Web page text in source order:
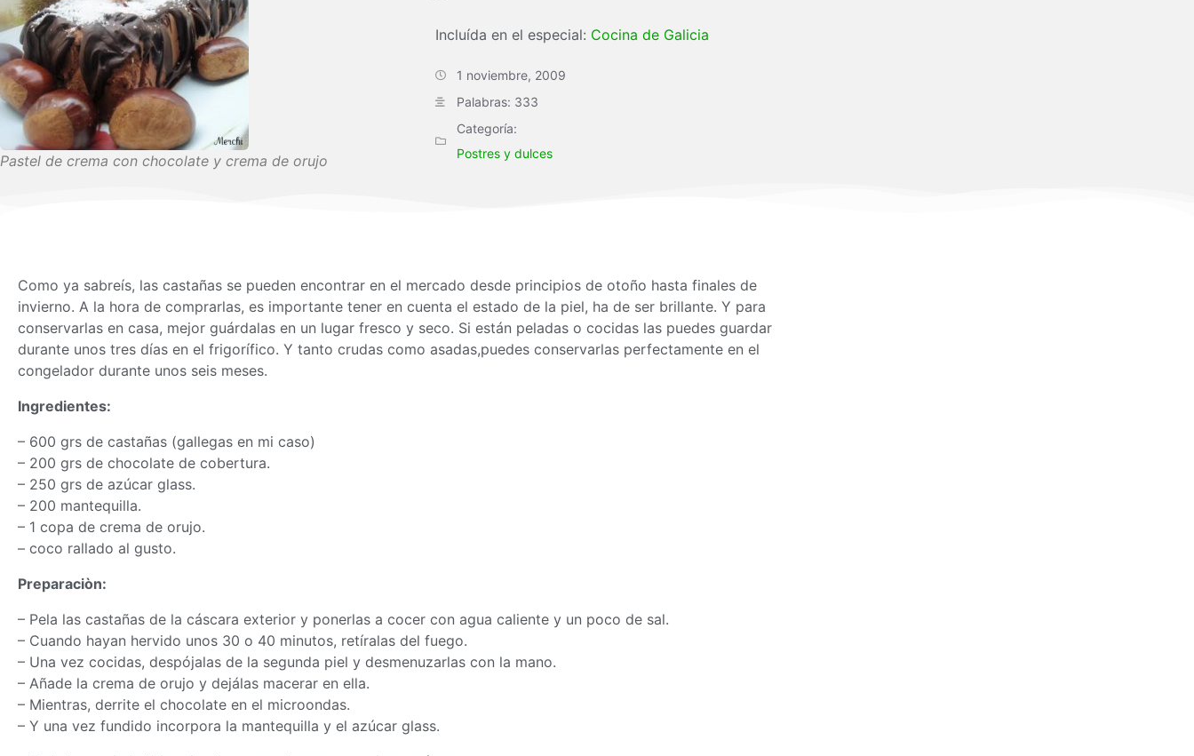
Pastel de crema con chocolate y crema de orujo
Incluída en el especial: Cocina de Galicia
1 noviembre, 2009
Palabras: 333
Categoría:
Postres y dulces
Como ya sabreís, las castañas se pueden encontrar en el mercado desde principios de otoño hasta finales de
invierno. A la hora de comprarlas, es importante tener en cuenta el estado de la piel, ha de ser brillante. Y para
conservarlas en casa, mejor guárdalas en un lugar fresco y seco. Si están peladas o cocidas las puedes guardar
durante unos tres días en el frigorífico. Y tanto crudas como asadas,puedes conservarlas perfectamente en el
congelador durante unos seis meses.
Ingredientes:
– 600 grs de castañas (gallegas en mi caso)
– 200 grs de chocolate de cobertura.
– 250 grs de azúcar glass.
– 200 mantequilla.
– 1 copa de crema de orujo.
– coco rallado al gusto.
Preparaciòn:
– Pela las castañas de la cáscara exterior y ponerlas a cocer con agua caliente y un poco de sal.
– Cuando hayan hervido unos 30 o 40 minutos, retíralas del fuego.
– Una vez cocidas, despójalas de la segunda piel y desmenuzarlas con la mano.
– Añade la crema de orujo y dejálas macerar en ella.
– Mientras, derrite el chocolate en el microondas.
– Y una vez fundido incorpora la mantequilla y el azúcar glass.